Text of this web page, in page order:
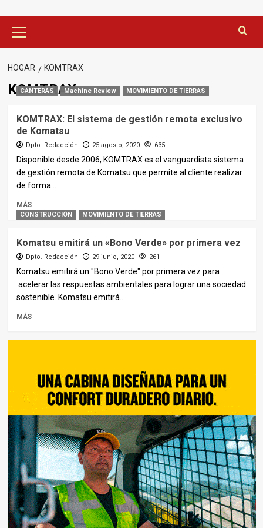
principal
HOGAR KOMTRAX
KOMTRAX
CANTERAS Machine Review MOVIMIENTO DE TIERRAS
KOMTRAX: El sistema de gestión remota exclusivo
de Komatsu
Dpto. Redacción 25 agosto, 2020 635
Disponible desde 2006, KOMTRAX es el vanguardista sistema
de gestión remota de Komatsu que permite al cliente realizar
de forma...
MÁS
CONSTRUCCIÓN MOVIMIENTO DE TIERRAS
Komatsu emitirá un «Bono Verde» por primera vez
Dpto. Redacción 29 junio, 2020 261
Komatsu emitirá un "Bono Verde" por primera vez para
acelerar las respuestas ambientales para lograr una sociedad
sostenible. Komatsu emitirá...
MÁS